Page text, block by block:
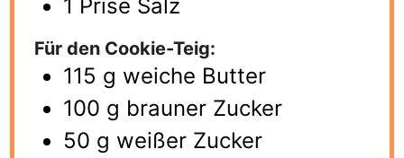
1 Prise Salz
Für den Cookie-Teig:
115 g weiche Butter
100 g brauner Zucker
50 g weißer Zucker